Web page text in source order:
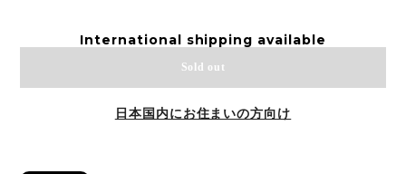
International shipping available
Sold out
日本国内にお住まいの方向け